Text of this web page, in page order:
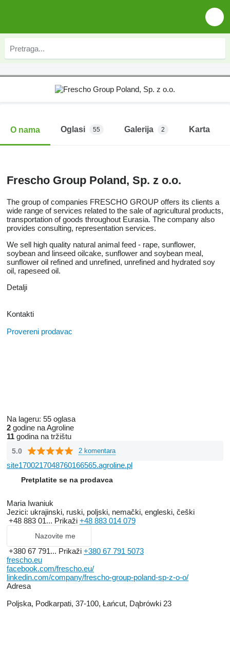
O nama Oglasi 55 Galerija 2 Karta
Frescho Group Poland, Sp. z o.o.
The group of companies FRESCHO GROUP offers its clients a
wide range of services related to the sale of agricultural products,
transportation of goods throughout Eurasia. The company also
provides consulting, representation services.
We sell high quality natural animal feed - rape, sunflower,
soybean and linseed oilcake, sunflower and soybean meal,
sunflower oil refined and unrefined, unrefined and hydrated soy
oil, rapeseed oil.
Detalji
Kontakti
Provereni prodavac
Na lageru: 55 oglasa
2 godine na Agroline
11 godina na tržištu
5.0 2 komentara
site1700217048760166565.agroline.pl
Pretplatite se na prodavca
Maria Iwaniuk
Jezici: ukrajinski, ruski, poljski, nemački, engleski, češki
+48 883 01... Prikaži +48 883 014 079
Nazovite me
+380 67 791... Prikaži +380 67 791 5073
frescho.eu
facebook.com/frescho.eu/
linkedin.com/company/frescho-group-poland-sp-z-o-o/
Adresa
Poljska, Podkarpati, 37-100, Łańcut, Dąbrówki 23